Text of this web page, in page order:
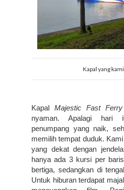
Kapal yang
Kapal Majestic Fast Ferry
nyaman. Apalagi hari
penumpang yang naik,
memilih tempat duduk.
yang dekat dengan
hanya ada 3 kursi per
bertiga, sedangkan di
Untuk hiburan terdapat